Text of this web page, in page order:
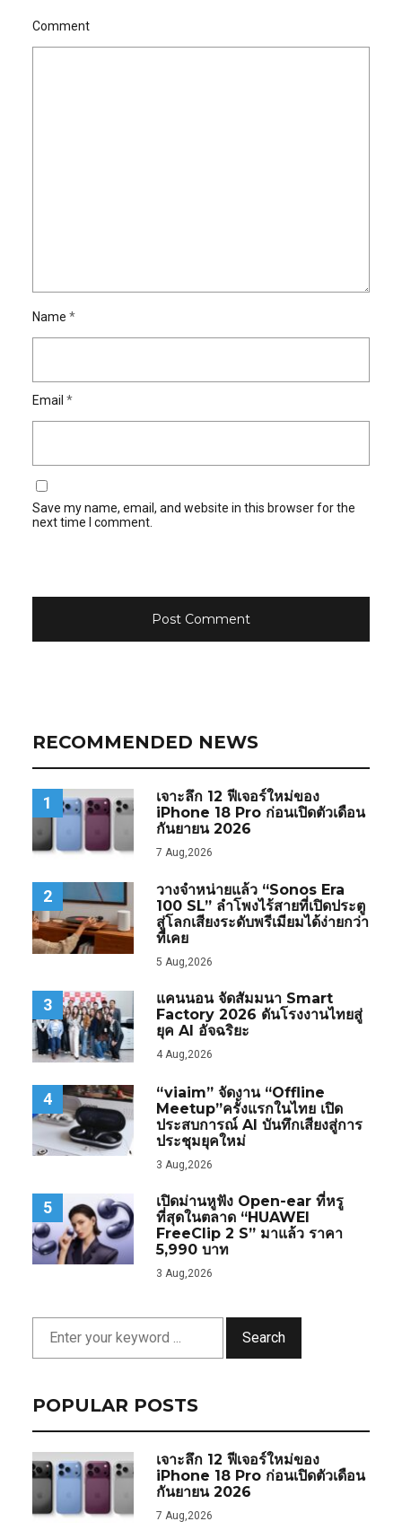
Comment
Name *
Email *
Save my name, email, and website in this browser for the
next time I comment.
RECOMMENDED NEWS
1
เจาะลึก 12 ฟีเจอร์ใหม่ของ
iPhone 18 Pro ก่อนเปิดตัวเดือน
กันยายน 2026
7 Aug,2026
2
วางจำหน่ายแล้ว “Sonos Era
100 SL” ลำโพงไร้สายที่เปิดประตู
สู่โลกเสียงระดับพรีเมียมได้ง่ายกว่า
ที่เคย
5 Aug,2026
3
แคนนอน จัดสัมมนา Smart
Factory 2026 ดันโรงงานไทยสู่
ยุค AI อัจฉริยะ
4 Aug,2026
4
“viaim” จัดงาน “Offline
Meetup”ครั้งแรกในไทย เปิด
ประสบการณ์ AI บันทึกเสียงสู่การ
ประชุมยุคใหม่
3 Aug,2026
5
เปิดม่านหูฟัง Open-ear ที่หรู
ที่สุดในตลาด “HUAWEI
FreeClip 2 S” มาแล้ว ราคา
5,990 บาท
3 Aug,2026
Search
POPULAR POSTS
เจาะลึก 12 ฟีเจอร์ใหม่ของ
iPhone 18 Pro ก่อนเปิดตัวเดือน
กันยายน 2026
7 Aug,2026